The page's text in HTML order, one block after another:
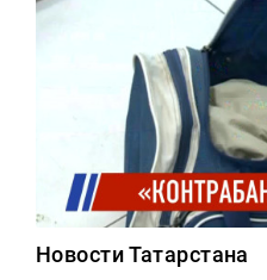
Новости Татарстана